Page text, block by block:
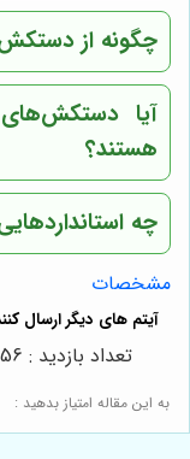
چگونه از
آیا
هستند؟
چه
مشخصات
به این مقاله امتیاز بدهید :
تعداد بازدید : 656